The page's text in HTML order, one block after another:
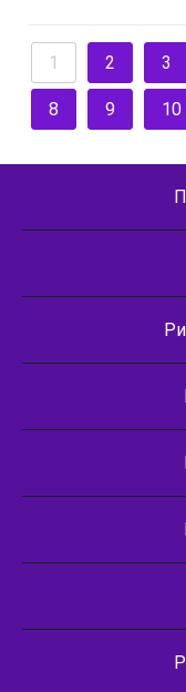
1 2 3
8 9 10